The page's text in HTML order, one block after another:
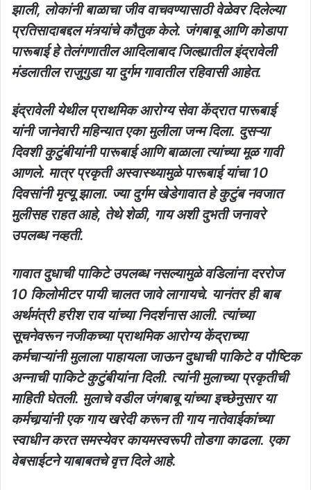
झाली, लोकांनी बाळाचा जीव वाचवण्यासाठी वेळेवर दिलेल्या
प्रतिसादाबद्दल मंत्र्यांचे कौतुक केले. जंगबाबू आणि कोडापा
पारूबाई हे तेलंगणातील आदिलाबाद जिल्ह्यातील इंद्रावेली
मंडलातील राजुगुडा या दुर्गम गावातील रहिवासी आहेत.
इंद्रावेली येथील प्राथमिक आरोग्य सेवा केंद्रात पारूबाई
यांनी जानेवारी महिन्यात एका मुलीला जन्म दिला. दुसऱ्या
दिवशी कुटुंबीयांनी पारूबाई आणि बाळाला त्यांच्या मूळ गावी
आणले. मात्र प्रकृती अस्वास्थ्यामुळे पारूबाई यांचा 10
दिवसांनी मृत्यू झाला. ज्या दुर्गम खेडेगावात हे कुटुंब नवजात
मुलीसह राहत आहे, तेथे शेळी, गाय अशी दुभती जनावरे
उपलब्ध नव्हती.
गावात दुधाची पाकिटे उपलब्ध नसल्यामुळे वडिलांना दररोज
10 किलोमीटर पायी चालत जावे लागायचे. यानंतर ही बाब
अर्थमंत्री हरीश राव यांच्या निदर्शनास आली. त्यांच्या
सूचनेवरून नजीकच्या प्राथमिक आरोग्य केंद्राच्या
कर्मचाऱ्यांनी मुलाला पाहायला जाऊन दुधाची पाकिटे व पौष्टिक
अन्नाची पाकिटे कुटुंबीयांना दिली. त्यांनी मुलाच्या प्रकृतीची
माहिती घेतली. मुलाचे वडील जंगबाबू यांच्या इच्छेनुसार या
कर्मचार्‍यांनी एक गाय खरेदी करून ती गाय नातेवाईकांच्या
स्वाधीन करत समस्येवर कायमस्वरूपी तोडगा काढला. एका
वेबसाईटने याबाबतचे वृत्त दिले आहे.